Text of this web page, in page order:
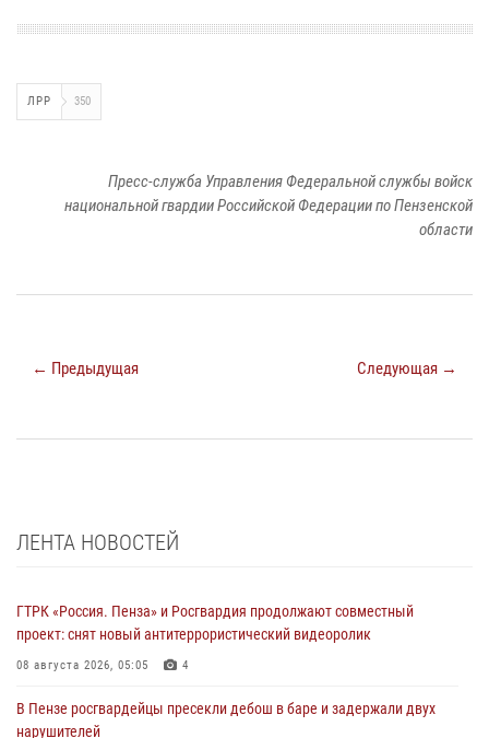
ЛРР 350
Пресс-служба Управления Федеральной службы войск
национальной гвардии Российской Федерации по Пензенской
области
← Предыдущая Следующая →
ЛЕНТА НОВОСТЕЙ
ГТРК «Россия. Пенза» и Росгвардия продолжают совместный
проект: снят новый антитеррористический видеоролик
08 августа 2026, 05:05 4
В Пензе росгвардейцы пресекли дебош в баре и задержали двух
нарушителей